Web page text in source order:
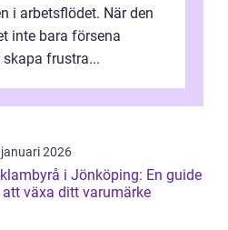
i arbetsflödet. När den
inte bara försena
frustra...
2026
i Jönköping: En guide
växa ditt varumärke